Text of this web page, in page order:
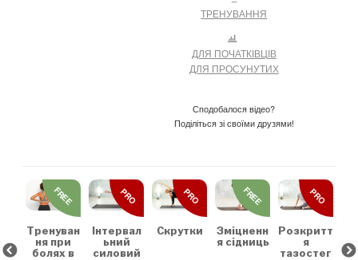
ТРЕНУВАННЯ
ДЛЯ ПОЧАТКІВЦІВ
ДЛЯ ПРОСУНУТИХ
Сподобалося відео?
Поділіться зі своїми друзями!
Тренуван
ня при
болях в
FREE
Інтервал
ьний
силовий
PRO
Скрутки
PRO
Зміцненн
я сідниць
FREE
Розкритт
я
тазостег
PRO